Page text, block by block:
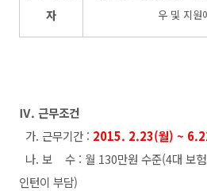
자
우 및 지원
Ⅳ. 근무조건
가. 근무기간 : 2015. 2.23(월) ~
나. 보 수 : 월 130만원 수준(4대 보험
인턴이 부담)